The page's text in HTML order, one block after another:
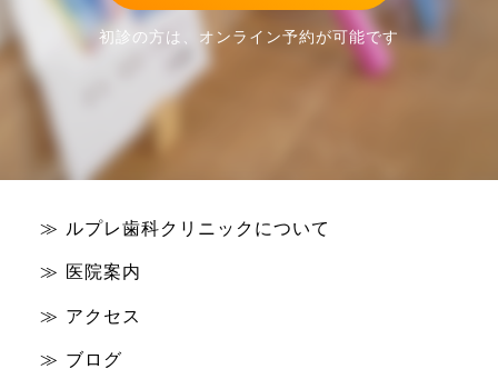
初診の方は、オンライン予約が可能です
ルプレ歯科クリニックについて
医院案内
アクセス
ブログ